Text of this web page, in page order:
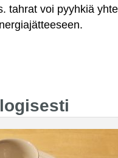
tahrat voi pyyhkiä